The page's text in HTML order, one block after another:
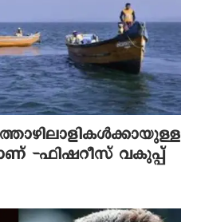
-ഫിഷറീസ് വകുപ്പ്